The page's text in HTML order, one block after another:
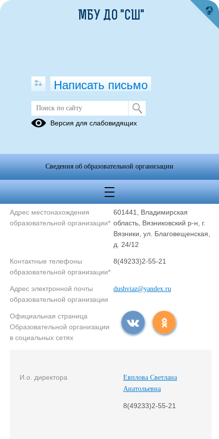
Контакты
Владимирской области
образовательной организации*
Адрес местонахождения
образовательной организации*
601441, Владимирская
область, Вязниковский р-н, г.
Вязники, ул. Благовещенская,
д. 24/12
Контактные телефоны
образовательной организации*
8(49233)2-55-21
Адрес электронной почты
образовательной организации
dushviaz@yandex.ru
Официальная страница
Образовательной организации
в социальных сетях
И.о. директора
Евплова Светлана
Анатольевна
8(49233)2-55-21
МБУ ДО "СШ"
Написать письмо
Версия для слабовидящих
Сведения об образовательной организации